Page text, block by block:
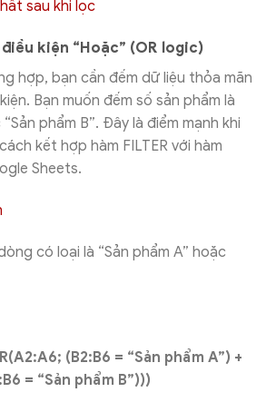
kiện “Hoặc” (OR logic)
hợp, bạn cần đếm dữ liệu thỏa mãn
Bạn muốn đếm số sản phẩm là
phẩm B”. Đây là điểm mạnh khi
kết hợp hàm FILTER với hàm
Sheets.
có loại là “Sản phẩm A” hoặc
(B2:B6 = “Sản phẩm A”) +
= “Sản phẩm B”)))